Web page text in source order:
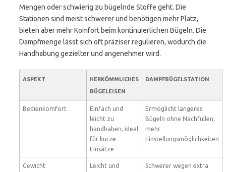
Mengen oder schwierig zu bügelnde Stoffe geht. Die
Stationen sind meist schwerer und benötigen mehr Platz,
bieten aber mehr Komfort beim kontinuierlichen Bügeln. Die
Dampfmenge lässt sich oft präziser regulieren, wodurch die
Handhabung gezielter und angenehmer wird.
ASPEKT
HERKÖMMLICHES
BÜGELEISEN
DAMPFBÜGELSTATION
Bedienkomfort
Einfach und
leicht zu
handhaben, ideal
für kurze
Einsätze
Ermöglicht längeres
Bügeln ohne Nachfüllen,
mehr
Einstellungsmöglichkeiten
Gewicht
Leicht und
Schwerer wegen extra